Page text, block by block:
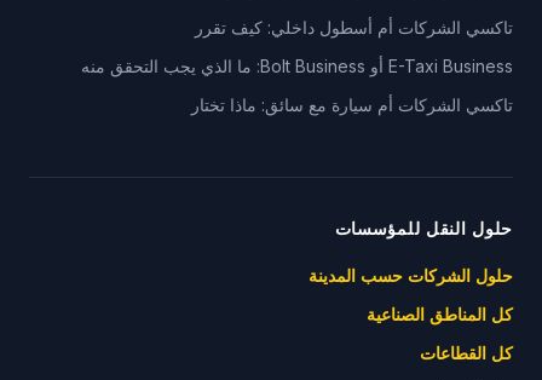
تاكسي الشركات أم أسطول داخلي: كيف تقرر
E-Taxi Business أو Bolt Business: ما الذي يجب التحقق منه
تاكسي الشركات أم سيارة مع سائق: ماذا تختار
حلول النقل للمؤسسات
حلول الشركات حسب المدينة
كل المناطق الصناعية
كل القطاعات